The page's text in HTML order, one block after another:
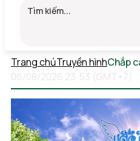
Trang chủTruyền hìnhChắp
06/08/2026 23:53 (GMT+7)